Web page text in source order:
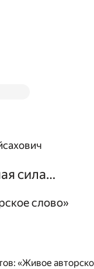
сила…
слово»
«Живое